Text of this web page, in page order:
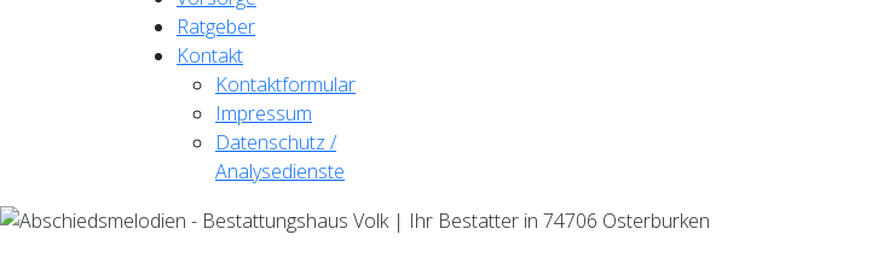
Ratgeber
Kontakt
Kontaktformular
Impressum
Datenschutz /
Analysedienste